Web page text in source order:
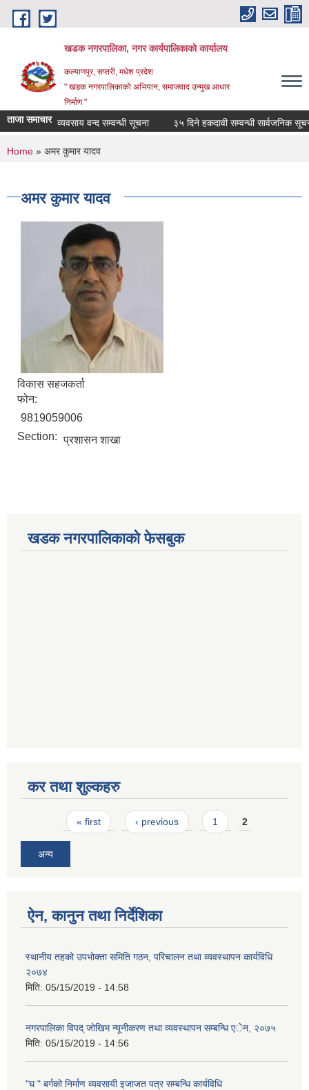
Skip to main content
खडक नगरपालिका, नगर कार्यपालिकाकाे कार्यालय
कल्याणपुर, सप्तरी, मधेश प्रदेश
" खडक नगरपालिकाको अभियान, समाजवाद उन्मुख आधार
निर्माण "
ताजा समाचारव्यवसाय वन्द सम्वन्धी सूचना ३५ दिने हकदावी सम्वन्धी सार्वजनिक सूचना
You are here
Home » अमर कुमार यादव
अमर कुमार यादव
विकास सहजकर्ता
फोन:
9819059006
Section: प्रशासन शाखा
खडक नगरपालिकाको फेसबुक
कर तथा शुल्कहरु
Pages« first ‹ previous 1 2
अन्य
ऐन, कानुन तथा निर्देशिका
स्थानीय तहको उपभोक्ता समिति गठन, परिचालन तथा व्यवस्थापन कार्यविधि
२०७४
मिति: 05/15/2019 - 14:58
नगरपालिका विपद् जोखिम न्यूनीकरण तथा व्यवस्थापन सम्बन्धि एेन, २०७५
मिति: 05/15/2019 - 14:56
"घ " बर्गको निर्माण व्यवसायी इजाजत पत्र सम्बन्धि कार्यविधि